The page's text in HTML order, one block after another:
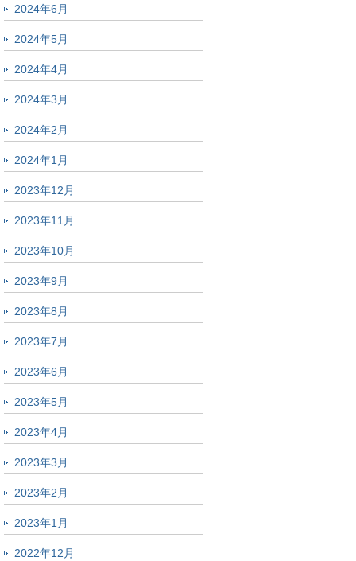
2024年6月
2024年5月
2024年4月
2024年3月
2024年2月
2024年1月
2023年12月
2023年11月
2023年10月
2023年9月
2023年8月
2023年7月
2023年6月
2023年5月
2023年4月
2023年3月
2023年2月
2023年1月
2022年12月